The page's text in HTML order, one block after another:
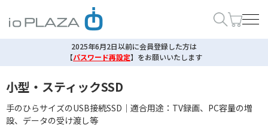
2025年6月2日以前に会員登録した方は
【パスワード再設定】 をお願いいたします
小型・スティックSSD
手のひらサイズのUSB接続SSD｜適合用途：TV録画、PC容量の増
設、データの受け渡し等